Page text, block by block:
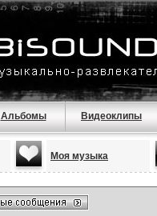
Альбомы Видеоклипы
Моя музыка